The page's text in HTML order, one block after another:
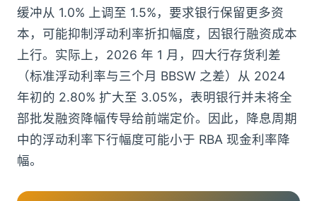
缓冲从 1.0% 上调至 1.5%，要求银行保留更多资
本，可能抑制浮动利率折扣幅度，因银行融资成本
上行。实际上，2026 年 1 月，四大行存货利差
（标准浮动利率与三个月 BBSW 之差）从 2024
年初的 2.80% 扩大至 3.05%，表明银行并未将全
部批发融资降幅传导给前端定价。因此，降息周期
中的浮动利率下行幅度可能小于 RBA 现金利率降
幅。